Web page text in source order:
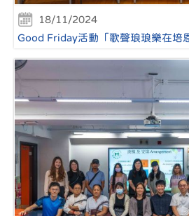
18/11/2024
Good Friday活動「歌聲琅琅樂在培